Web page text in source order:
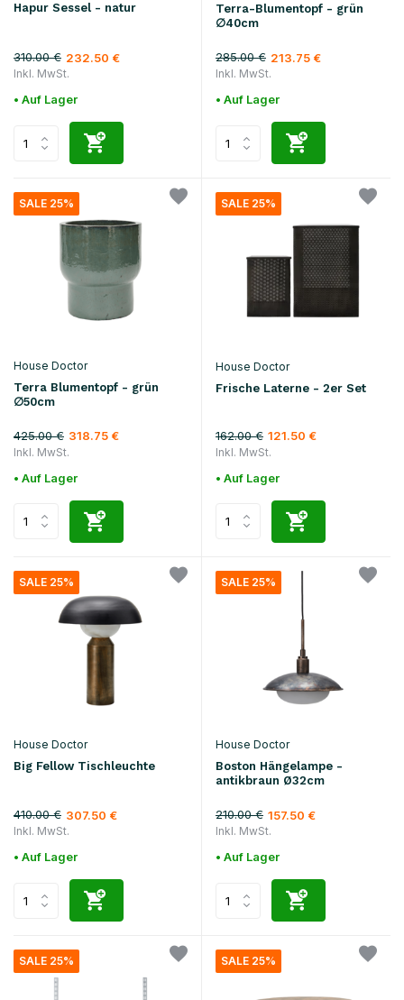
Hapur Sessel - natur
310.00 € 232.50 €
Inkl. MwSt.
• Auf Lager
Terra-Blumentopf - grün
∅40cm
285.00 € 213.75 €
Inkl. MwSt.
• Auf Lager
SALE 25%
House Doctor
Terra Blumentopf - grün
∅50cm
425.00 € 318.75 €
Inkl. MwSt.
• Auf Lager
SALE 25%
House Doctor
Frische Laterne - 2er Set
162.00 € 121.50 €
Inkl. MwSt.
• Auf Lager
SALE 25%
House Doctor
Big Fellow Tischleuchte
410.00 € 307.50 €
Inkl. MwSt.
• Auf Lager
SALE 25%
House Doctor
Boston Hängelampe -
antikbraun Ø32cm
210.00 € 157.50 €
Inkl. MwSt.
• Auf Lager
SALE 25% SALE 25%